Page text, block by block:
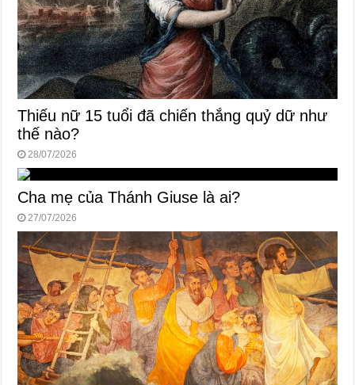
Thiếu nữ 15 tuổi đã chiến thắng quỷ dữ như
thế nào?
28/07/2026
Cha mẹ của Thánh Giuse là ai?
27/07/2026